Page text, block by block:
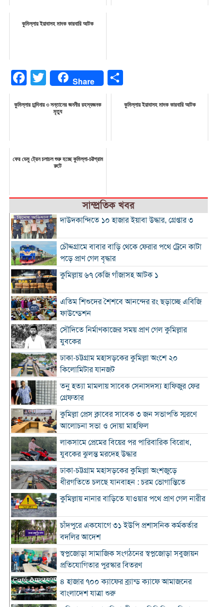
কুমিল্লায় ইয়াবাসহ মাদক কারবারি আটক
Facebook
Twitter Share
কুমিল্লার চান্দিনায় ৩ সন্তানের জননীর রহস্যজনক
মৃত্যু
কুমিল্লায় ইয়াবাসহ মাদক কারবারি আটক
ফের ডেমু ট্রেন চলাচল শুরু হচ্ছে কুমিল্লা-চট্টগ্রাম
রুটে
সাম্প্রতিক খবর
দাউদকান্দিতে ১০ হাজার ইয়াবা উদ্ধার, গ্রেপ্তার ৩
চৌদ্দগ্রামে বাবার বাড়ি থেকে ফেরার পথে ট্রেনে কাটা
পড়ে প্রাণ গেল বৃদ্ধার
কুমিল্লায় ৬৭ কেজি গাঁজাসহ আটক ১
এতিম শিশুদের শৈশবে আনন্দের রং ছড়াচ্ছে এবিজি
ফাউন্ডেশন
সৌদিতে নির্মাণকাজের সময় প্রাণ গেল কুমিল্লার
যুবকের
ঢাকা-চট্টগ্রাম মহাসড়কের কুমিল্লা অংশে ২০
কিলোমিটার যানজট
তনু হত্যা মামলায় সাবেক সেনাসদস্য হাফিজুর ফের
গ্রেফতার
কুমিল্লা প্রেস ক্লাবের সাবেক ৩ জন সভাপতি স্মরণে
আলোচনা সভা ও দোয়া মাহফিল
লাকসামে প্রেমের বিয়ের পর পারিবারিক বিরোধ,
যুবকের ঝুলন্ত মরদেহ উদ্ধার
ঢাকা-চট্টগ্রাম মহাসড়কের কুমিল্লা অংশজুড়ে
ধীরগতিতে চলছে যানবাহন : চরম ভোগান্তিতে
কুমিল্লায় নানার বাড়িতে যাওয়ার পথে প্রাণ গেল নারীর
চাঁদপুরে একযোগে ৩১ ইউপি প্রশাসনিক কর্মকর্তার
বদলির আদেশ
স্বপ্নজোড়া সামাজিক সংগঠনের স্বপ্নজোড়া সবুজায়ন
প্রতিযোগিতার পুরস্কার বিতরণ
৪ হাজার ৭০০ ক্যাফের ব্র্যান্ড ক্যাফে আমাজনের
বাংলাদেশ যাত্রা শুরু